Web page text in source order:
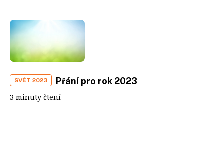
SVĚT 2023 Přání pro rok 2023
3 minuty čtení